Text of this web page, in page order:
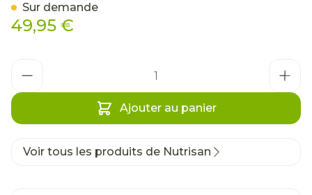
49,95 €
Ajouter au panier
Sur demande
Voir tous les produits de Nutrisan